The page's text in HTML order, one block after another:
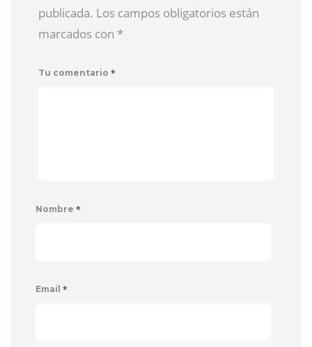
publicada. Los campos obligatorios están
marcados con *
Tu comentario *
Nombre *
Email *